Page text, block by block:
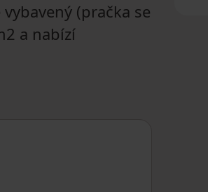
(pračka se
a nabízí